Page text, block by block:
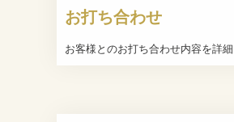
お打ち合わせ
お客様とのお打ち合わせ内容を詳細